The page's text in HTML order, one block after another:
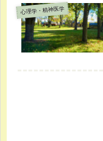
心理学・精神医学